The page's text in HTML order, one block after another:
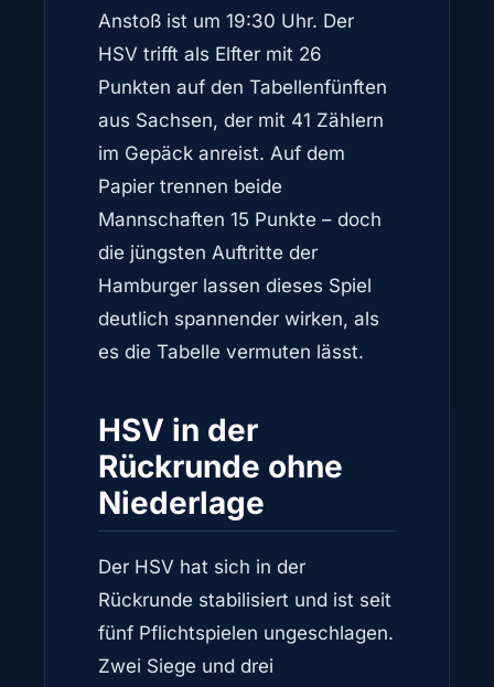
Anstoß ist um 19:30 Uhr. Der
HSV trifft als Elfter mit 26
Punkten auf den Tabellenfünften
aus Sachsen, der mit 41 Zählern
im Gepäck anreist. Auf dem
Papier trennen beide
Mannschaften 15 Punkte – doch
die jüngsten Auftritte der
Hamburger lassen dieses Spiel
deutlich spannender wirken, als
es die Tabelle vermuten lässt.
HSV in der
Rückrunde ohne
Niederlage
Der HSV hat sich in der
Rückrunde stabilisiert und ist seit
fünf Pflichtspielen ungeschlagen.
Zwei Siege und drei